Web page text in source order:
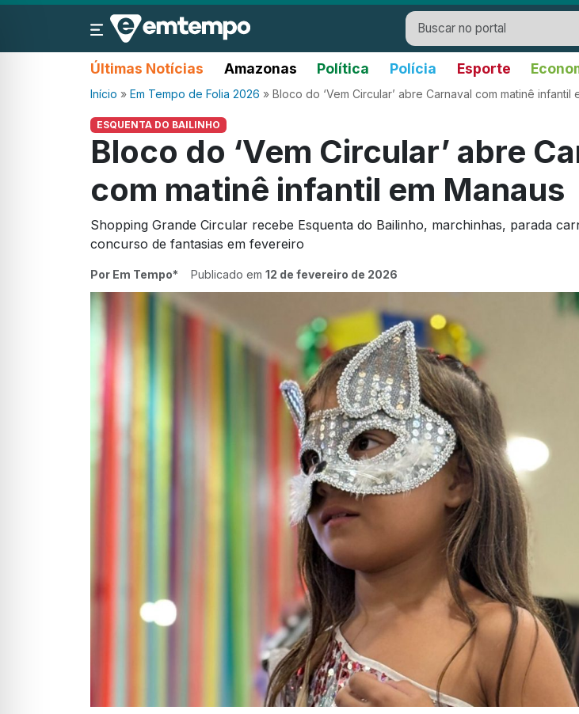
Últimas Notícias Amazonas Política Polícia Esporte
Início » Em Tempo de Folia 2026 » Bloco do ‘Vem Circular’ abre Carnaval com matinê infantil
ESQUENTA DO BAILINHO
Bloco do ‘Vem Circular’ abre
com matinê infantil em Manaus
Shopping Grande Circular recebe Esquenta do Bailinho, marchinhas, parada
concurso de fantasias em fevereiro
Por Em Tempo* Publicado em 12 de fevereiro de 2026